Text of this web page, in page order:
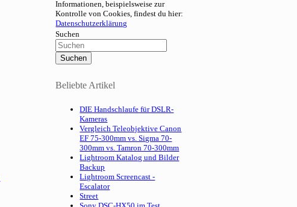
Informationen, beispielsweise zur
Kontrolle von Cookies, findest du hier:
Datenschutzerklärung
Suchen
Beliebte Artikel
DIE Handschlaufe für DSLR-
Kameras
Vergleich Teleobjektive Canon
EF 75-300mm vs. Sigma 70-
300mm vs. Tamron 70-300mm
Lightroom Katalog und Bilder
Backup
Lightroom Screencast -
Escalator
Street